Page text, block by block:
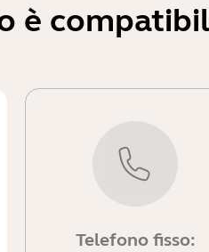
è
Telefono fisso: